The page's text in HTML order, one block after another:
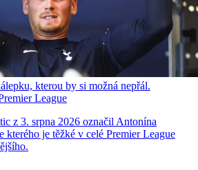
kterou by si možná nepřál.
League
z 3. srpna 2026 označil Antonína
kterého je těžké v celé Premier League